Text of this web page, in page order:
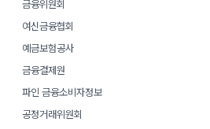
금융위원회
여신금융협회
예금보험공사
금융결제원
파인 금융소비자정보
공정거래위원회